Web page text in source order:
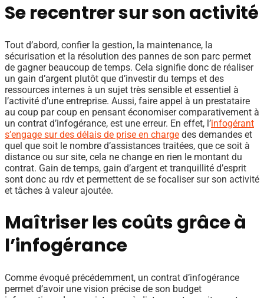
Se recentrer sur son activité
Tout d’abord, confier la gestion, la maintenance, la
sécurisation et la résolution des pannes de son parc permet
de gagner beaucoup de temps. Cela signifie donc de réaliser
un gain d’argent plutôt que d’investir du temps et des
ressources internes à un sujet très sensible et essentiel à
l’activité d’une entreprise. Aussi, faire appel à un prestataire
au coup par coup en pensant économiser comparativement à
un contrat d’infogérance, est une erreur. En effet, l’infogérant
s’engage sur des délais de prise en charge des demandes et
quel que soit le nombre d’assistances traitées, que ce soit à
distance ou sur site, cela ne change en rien le montant du
contrat. Gain de temps, gain d’argent et tranquillité d’esprit
sont donc au rdv et permettent de se focaliser sur son activité
et tâches à valeur ajoutée.
Maîtriser les coûts grâce à
l’infogérance
Comme évoqué précédemment, un contrat d’infogérance
permet d’avoir une vision précise de son budget